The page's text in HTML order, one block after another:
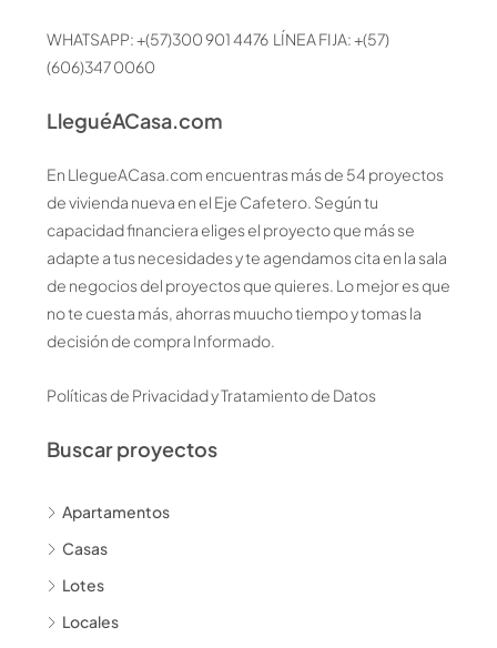
WHATSAPP: +(57)300 901 4476 LÍNEA FIJA: +(57)
(606)347 0060
LleguéACasa.com
En LlegueACasa.com encuentras más de 54 proyectos
de vivienda nueva en el Eje Cafetero. Según tu
capacidad financiera eliges el proyecto que más se
adapte a tus necesidades y te agendamos cita en la sala
de negocios del proyectos que quieres. Lo mejor es que
no te cuesta más, ahorras muucho tiempo y tomas la
decisión de compra Informado.
Políticas de Privacidad y Tratamiento de Datos
Buscar proyectos
Apartamentos
Casas
Lotes
Locales